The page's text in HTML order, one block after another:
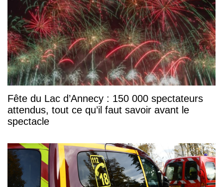
Fête du Lac d’Annecy : 150 000 spectateurs
attendus, tout ce qu’il faut savoir avant le
spectacle